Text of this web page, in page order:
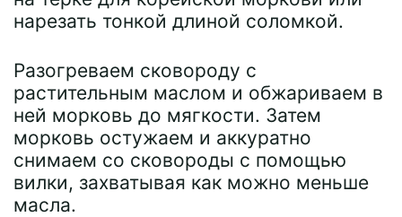
нарезать тонкой длиной соломкой.
Разогреваем сковороду с
растительным маслом и обжариваем в
ней морковь до мягкости. Затем
морковь остужаем и аккуратно
снимаем со сковороды с помощью
вилки, захватывая как можно меньше
масла.